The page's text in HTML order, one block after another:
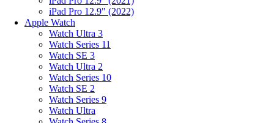
iPad Pro 12.9" (2022)
Apple Watch
Watch Ultra 3
Watch Series 11
Watch SE 3
Watch Ultra 2
Watch Series 10
Watch SE 2
Watch Series 9
Watch Ultra